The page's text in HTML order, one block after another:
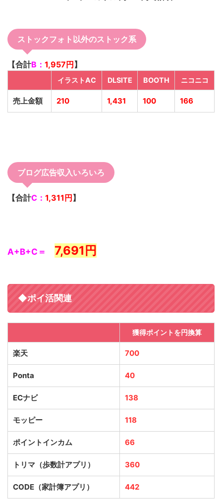
ストックフォト以外のストック系
【合計B： 1,957 円 】
イラストAC DLSITE BOOTH ニコニコ
売上金額 210 1,431 100 166
ブログ広告収入いろいろ
【合計C： 1,311 円 】
A+B+C＝ 7,691円
◆ポイ活関連
獲得ポイントを円換算
楽天 700
Ponta 40
ECナビ 138
モッピー 118
ポイントインカム 66
トリマ（歩数計アプリ） 360
CODE（家計簿アプリ） 442